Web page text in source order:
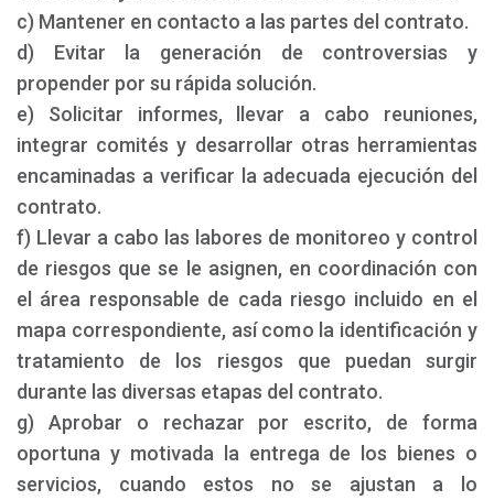
c) Mantener en contacto a las partes del contrato.
d) Evitar la generación de controversias y
propender por su rápida solución.
e) Solicitar informes, llevar a cabo reuniones,
integrar comités y desarrollar otras herramientas
encaminadas a verificar la adecuada ejecución del
contrato.
f) Llevar a cabo las labores de monitoreo y control
de riesgos que se le asignen, en coordinación con
el área responsable de cada riesgo incluido en el
mapa correspondiente, así como la identificación y
tratamiento de los riesgos que puedan surgir
durante las diversas etapas del contrato.
g) Aprobar o rechazar por escrito, de forma
oportuna y motivada la entrega de los bienes o
servicios, cuando estos no se ajustan a lo